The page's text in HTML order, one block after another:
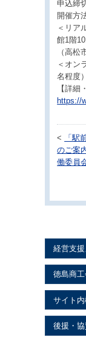
申込締
開催方
＜リア
館1階
（高松
＜オン
名程度）
【詳細
https://
<
「駅
のご案
働委員
経営支
徳島商
サイト
後援・